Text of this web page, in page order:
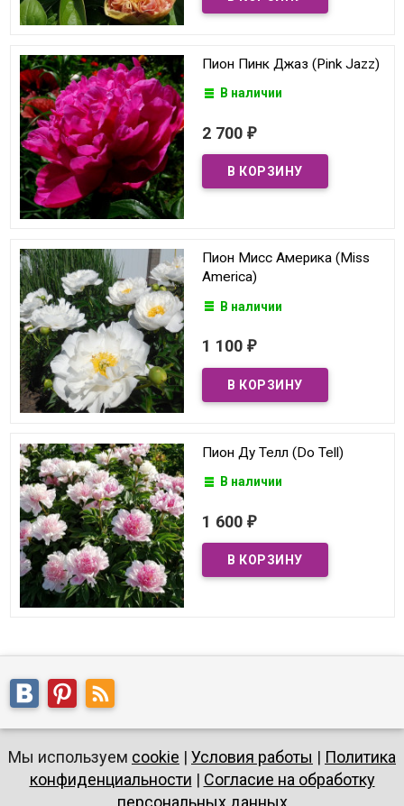
Пион Пинк Джаз (Pink Jazz)
В наличии
2 700 ₽
Пион Мисс Америка (Miss
America)
В наличии
1 100 ₽
Пион Ду Телл (Do Tell)
В наличии
1 600 ₽
Мы используем cookie | Условия работы | Политика
конфиденциальности | Согласие на обработку
персональных данных